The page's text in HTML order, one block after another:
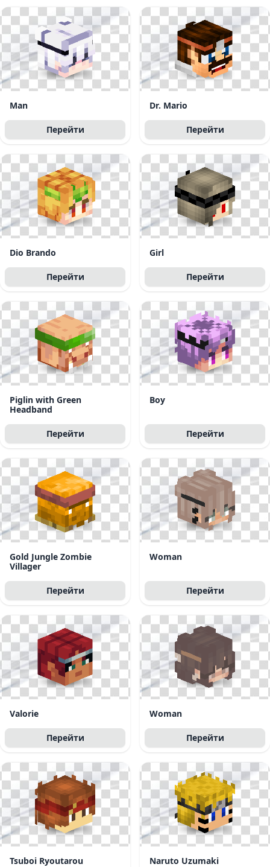
Man
Перейти
Dr. Mario
Перейти
Dio Brando
Перейти
Girl
Перейти
Piglin with Green
Headband
Перейти
Boy
Перейти
Gold Jungle Zombie
Villager
Перейти
Woman
Перейти
Valorie
Перейти
Woman
Перейти
Tsuboi Ryoutarou Naruto Uzumaki